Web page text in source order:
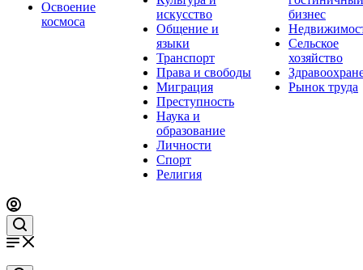
Освоение
космоса
искусство
Общение и
языки
Транспорт
Права и свободы
Миграция
Преступность
Наука и
образование
Личности
Спорт
Религия
бизнес
Сельское
хозяйство
Рынок труда